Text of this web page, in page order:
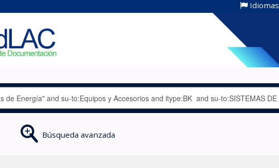
Idiomas
Búsqueda avanzada